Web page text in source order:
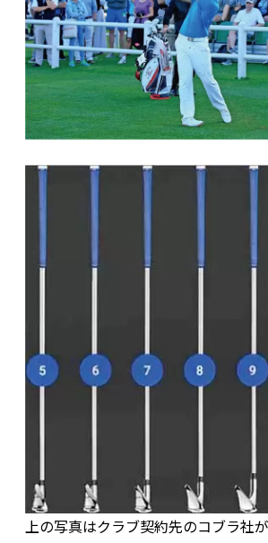
上の写真はクラブ契約先のコブラ社